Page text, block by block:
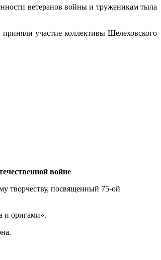
ветеранов войны и труженикам тыла
участие коллективы Шелеховского
войне
творчеству, посвященный 75-ой
и оригами».